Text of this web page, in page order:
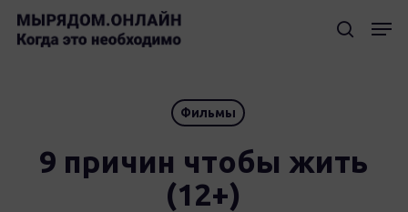
Skip
to
Фильмы
9 причин чтобы жить
(12+)